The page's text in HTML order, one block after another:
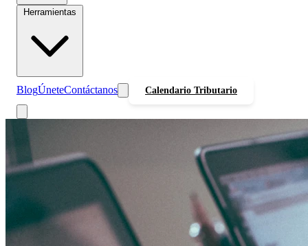
BlogÚneteContáctanos Calendario Tributario